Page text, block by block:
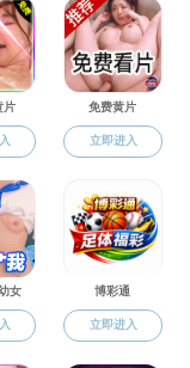
师资队伍 学